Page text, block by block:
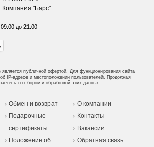
Компания "Барс"
до 21:00
публичной офертой. Для функционирования сайта
IP-адресе и местоположении пользователей. Продолжая
со сбором и обработкой этих данных.
Обмен и возврат
Подарочные
сертификаты
Положение об
О компании
Контакты
Вакансии
Обратная связь